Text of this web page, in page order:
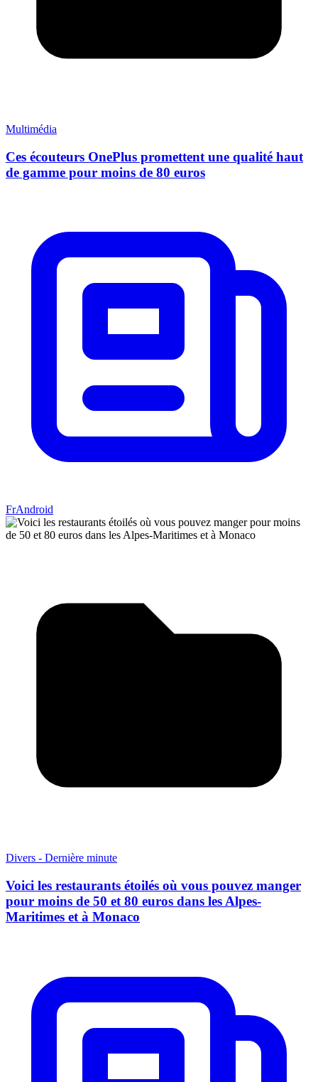
Multimédia
Ces écouteurs OnePlus promettent une qualité haut
de gamme pour moins de 80 euros
FrAndroid
Divers - Dernière minute
Voici les restaurants étoilés où vous pouvez manger
pour moins de 50 et 80 euros dans les Alpes-
Maritimes et à Monaco